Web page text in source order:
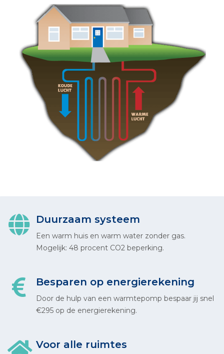
Duurzaam systeem
Een warm huis en warm water zonder gas.
Mogelijk: 48 procent CO2 beperking.
Besparen op energierekening
Door de hulp van een warmtepomp bespaar jij snel
€295 op de energierekening.
Voor alle ruimtes